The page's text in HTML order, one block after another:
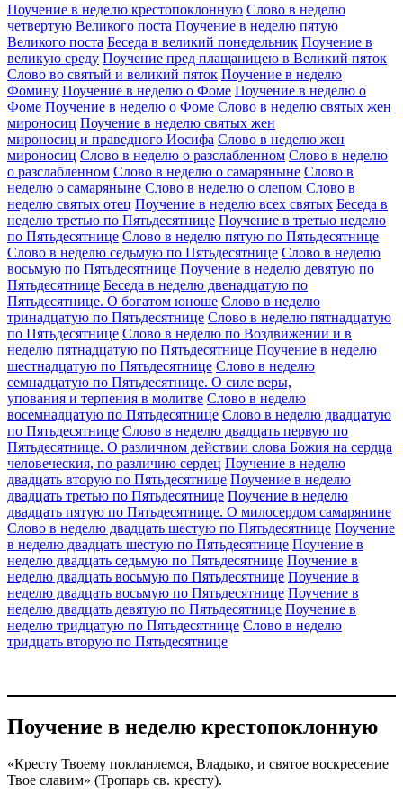
Поучение в неделю крестопоклонную Слово в неделю
четвертую Великого поста Поучение в неделю пятую
Великого поста Беседа в великий понедельник Поучение в
великую среду Поучение пред плащаницею в Великий пяток
Слово во святый и великий пяток Поучение в неделю
Фомину Поучение в неделю о Фоме Поучение в неделю о
Фоме Поучение в неделю о Фоме Слово в неделю святых жен
мироносиц Поучение в неделю святых жен
мироносиц и праведного Иосифа Слово в неделю жен
мироносиц Слово в неделю о разслабленном Слово в неделю
о разслабленном Слово в неделю о самаряныне Слово в
неделю о самаряныне Слово в неделю о слепом Слово в
неделю святых отец Поучение в неделю всех святых Беседа в
неделю третью по Пятьдесятнице Поучение в третью неделю
по Пятьдесятнице Слово в неделю пятую по Пятьдесятнице
Слово в неделю седьмую по Пятьдесятнице Слово в неделю
восьмую по Пятьдесятнице Поучение в неделю девятую по
Пятьдесятнице Беседа в неделю двенадцатую по
Пятьдесятнице. О богатом юноше Слово в неделю
тринадцатую по Пятьдесятнице Слово в неделю пятнадцатую
по Пятьдесятнице Слово в неделю по Воздвижении и в
неделю пятнадцатую по Пятьдесятнице Поучение в неделю
шестнадцатую по Пятьдесятнице Слово в неделю
семнадцатую по Пятьдесятнице. О силе веры,
упования и терпения в молитве Слово в неделю
восемнадцатую по Пятьдесятнице Слово в неделю двадцатую
по Пятьдесятнице Слово в неделю двадцать первую по
Пятьдесятнице. О различном действии слова Божия на сердца
человеческия, по различию сердец Поучение в неделю
двадцать вторую по Пятьдесятнице Поучение в неделю
двадцать третью по Пятьдесятнице Поучение в неделю
двадцать пятую по Пятьдесятнице. О милосердом самарянине
Слово в неделю двадцать шестую по Пятьдесятнице Поучение
в неделю двадцать шестую по Пятьдесятнице Поучение в
неделю двадцать седьмую по Пятьдесятнице Поучение в
неделю двадцать восьмую по Пятьдесятнице Поучение в
неделю двадцать восьмую по Пятьдесятнице Поучение в
неделю двадцать девятую по Пятьдесятнице Поучение в
неделю тридцатую по Пятьдесятнице Слово в неделю
тридцать вторую по Пятьдесятнице
Поучение в неделю крестопоклонную
«Кресту Твоему покланлемся, Владыко, и святое воскресение
Твое славим» (Тропарь св. кресту).